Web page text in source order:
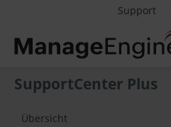
Support
SupportCenter Plus
Übersicht